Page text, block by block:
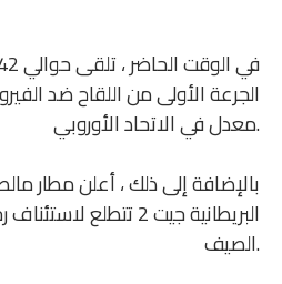
الجرعة الأولى من اللقاح ضد
معدل في الاتحاد الأوروبي.
بالإضافة إلى ذلك ، أعلن مطار
البريطانية جيت 2 تتطلع
الصيف.